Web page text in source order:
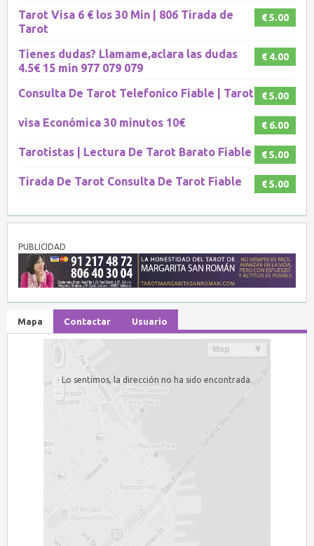
€ 5.00
Tarot Visa 6 € los 30 Min | 806 Tirada de
Tarot
€ 4.00
Tienes dudas? Llamame,aclara las dudas
4.5€ 15 min 977 079 079
€ 5.00
Consulta De Tarot Telefonico Fiable | Tarot
€ 6.00
visa Económica 30 minutos 10€
€ 5.00
Tarotistas | Lectura De Tarot Barato Fiable
€ 5.00
Tirada De Tarot Consulta De Tarot Fiable
PUBLICIDAD
Mapa Contactar Usuario
Lo sentimos, la dirección no ha sido encontrada.